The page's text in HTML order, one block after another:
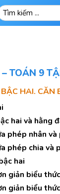
TOÁN 9
HAI. CĂN
hai và hằng
phép nhân
phép chia và
hai
giản biểu
giản biểu